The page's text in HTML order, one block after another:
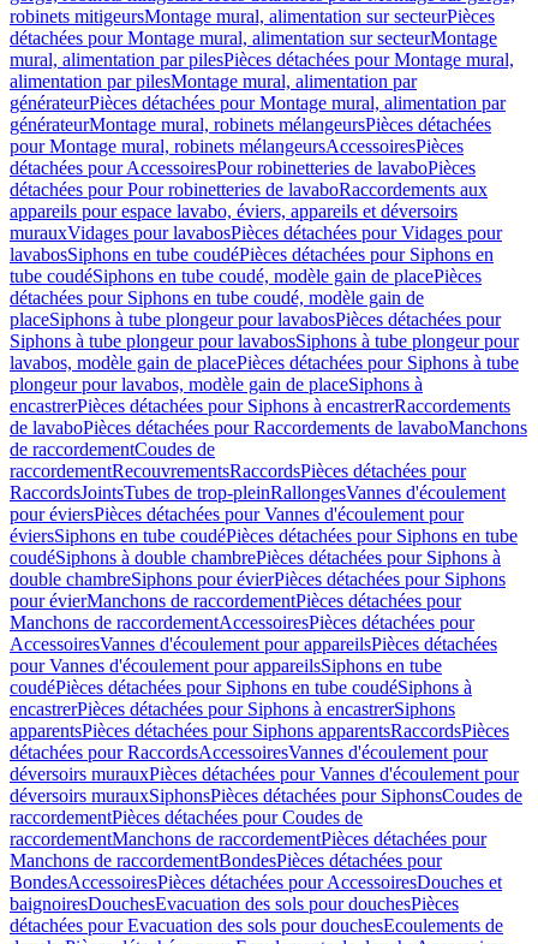
robinets mitigeursMontage mural, alimentation sur secteurPièces
détachées pour Montage mural, alimentation sur secteurMontage
mural, alimentation par pilesPièces détachées pour Montage mural,
alimentation par pilesMontage mural, alimentation par
générateurPièces détachées pour Montage mural, alimentation par
générateurMontage mural, robinets mélangeursPièces détachées
pour Montage mural, robinets mélangeursAccessoiresPièces
détachées pour AccessoiresPour robinetteries de lavaboPièces
détachées pour Pour robinetteries de lavaboRaccordements aux
appareils pour espace lavabo, éviers, appareils et déversoirs
murauxVidages pour lavabosPièces détachées pour Vidages pour
lavabosSiphons en tube coudéPièces détachées pour Siphons en
tube coudéSiphons en tube coudé, modèle gain de placePièces
détachées pour Siphons en tube coudé, modèle gain de
placeSiphons à tube plongeur pour lavabosPièces détachées pour
Siphons à tube plongeur pour lavabosSiphons à tube plongeur pour
lavabos, modèle gain de placePièces détachées pour Siphons à tube
plongeur pour lavabos, modèle gain de placeSiphons à
encastrerPièces détachées pour Siphons à encastrerRaccordements
de lavaboPièces détachées pour Raccordements de lavaboManchons
de raccordementCoudes de
raccordementRecouvrementsRaccordsPièces détachées pour
RaccordsJointsTubes de trop-pleinRallongesVannes d'écoulement
pour éviersPièces détachées pour Vannes d'écoulement pour
éviersSiphons en tube coudéPièces détachées pour Siphons en tube
coudéSiphons à double chambrePièces détachées pour Siphons à
double chambreSiphons pour évierPièces détachées pour Siphons
pour évierManchons de raccordementPièces détachées pour
Manchons de raccordementAccessoiresPièces détachées pour
AccessoiresVannes d'écoulement pour appareilsPièces détachées
pour Vannes d'écoulement pour appareilsSiphons en tube
coudéPièces détachées pour Siphons en tube coudéSiphons à
encastrerPièces détachées pour Siphons à encastrerSiphons
apparentsPièces détachées pour Siphons apparentsRaccordsPièces
détachées pour RaccordsAccessoiresVannes d'écoulement pour
déversoirs murauxPièces détachées pour Vannes d'écoulement pour
déversoirs murauxSiphonsPièces détachées pour SiphonsCoudes de
raccordementPièces détachées pour Coudes de
raccordementManchons de raccordementPièces détachées pour
Manchons de raccordementBondesPièces détachées pour
BondesAccessoiresPièces détachées pour AccessoiresDouches et
baignoiresDouchesEvacuation des sols pour douchesPièces
détachées pour Evacuation des sols pour douchesEcoulements de